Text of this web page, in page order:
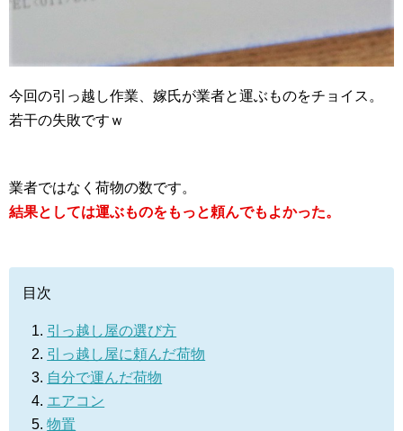
今回の引っ越し作業、嫁氏が業者と運ぶものをチョイス。
若干の失敗ですｗ
業者ではなく荷物の数です。
結果としては運ぶものをもっと頼んでもよかった。
目次
引っ越し屋の選び方
引っ越し屋に頼んだ荷物
自分で運んだ荷物
エアコン
物置